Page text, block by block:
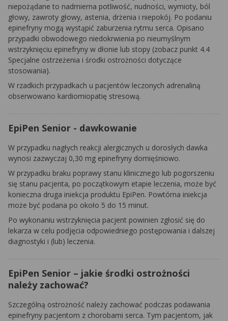
niepożądane to nadmierna potliwość, nudności, wymioty, ból
głowy, zawroty głowy, astenia, drżenia i niepokój. Po podaniu
epinefryny mogą wystąpić zaburzenia rytmu serca. Opisano
przypadki obwodowego niedokrwienia po nieumyślnym
wstrzyknięciu epinefryny w dłonie lub stopy (zobacz punkt 4.4
Specjalne ostrzeżenia i środki ostrożności dotyczące
stosowania).
W rzadkich przypadkach u pacjentów leczonych adrenaliną
obserwowano kardiomiopatię stresową.
EpiPen Senior - dawkowanie
W przypadku nagłych reakcji alergicznych u dorosłych dawka
wynosi zazwyczaj 0,30 mg epinefryny domięśniowo.
W przypadku braku poprawy stanu klinicznego lub pogorszeniu
się stanu pacjenta, po początkowym etapie leczenia, może być
konieczna druga iniekcja produktu EpiPen. Powtórna iniekcja
może być podana po około 5 do 15 minut.
Po wykonaniu wstrzyknięcia pacjent powinien zgłosić się do
lekarza w celu podjęcia odpowiedniego postępowania i dalszej
diagnostyki i (lub) leczenia.
EpiPen Senior – jakie środki ostrożności
należy zachować?
Szczególną ostrożność należy zachować podczas podawania
epinefryny pacjentom z chorobami serca. Tym pacjentom, jak